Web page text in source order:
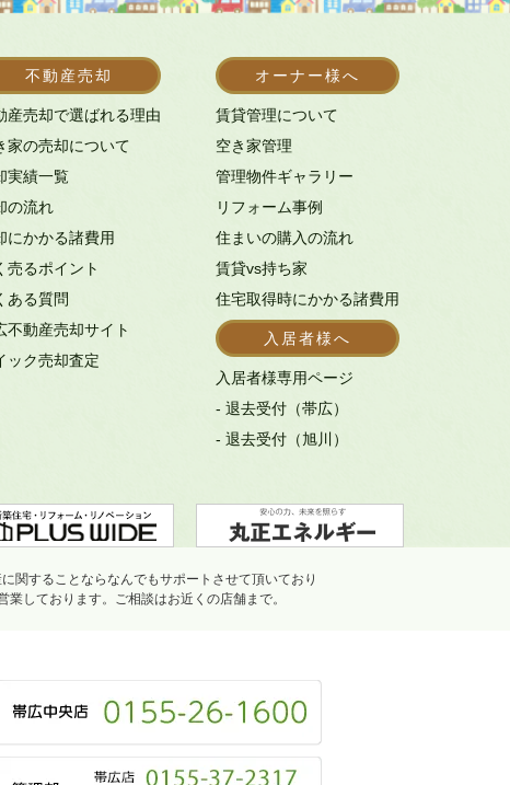
不動産売却
産売却で選ばれる理由
家の売却について
実績一覧
の流れ
にかかる諸費用
売るポイント
ある質問
不動産売却サイト
ック売却査定
オーナー様へ
賃貸管理について
空き家管理
管理物件ギャラリー
リフォーム事例
住まいの購入の流れ
賃貸vs持ち家
住宅取得時にかかる諸費用
入居者様へ
入居者様専用ページ
- 退去受付（帯広）
- 退去受付（旭川）
関することならなんでもサポートさせて頂いており
しております。ご相談はお近くの店舗まで。